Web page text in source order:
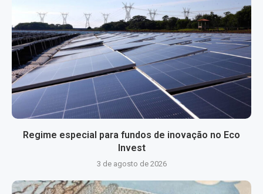
Regime especial para fundos de inovação no Eco
Invest
3 de agosto de 2026